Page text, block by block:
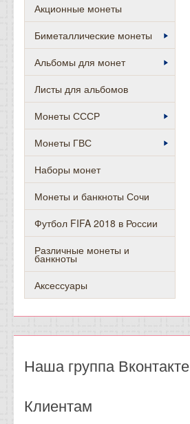
Акционные монеты
Биметаллические монеты
Альбомы для монет
Листы для альбомов
Монеты СССР
Монеты ГВС
Наборы монет
Монеты и банкноты Сочи
Футбол FIFA 2018 в России
Различные монеты и
банкноты
Аксессуары
Наша группа Вконтакте
Клиентам